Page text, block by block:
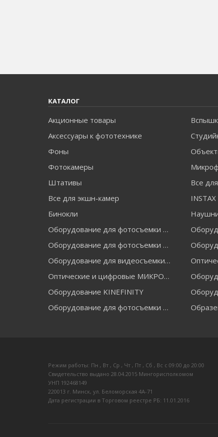
КАТАЛОГ
Акционные товары
Аксессуары к фототехнике
Фоны
Фотокамеры
Штативы
Все
Все для экшн-камер
Бинокли
Оборудование для фотосъемки FALCON EYES
Оборудование для фотосъемки GRIFON
Оборудование для видеосъемки GREENBEAN
Оптические и цифровые МИКРОСКОПЫ "МИКРОМЕД"
Оборудование KINEFINITY
Оборудование для фотосъемки RAYLAB
Режим работы: Пн , Вт , Ср , Чт , Пт , Сб , Вс c 09:00 до 20:00
Свидетельство выдано 28.04.2015 Мингорисполкомом
УНП 192468149
220013 г. Минск, ул. Беломорская 4А-71
Дата регистрации в Торговом реестре РБ: 11.01.2016